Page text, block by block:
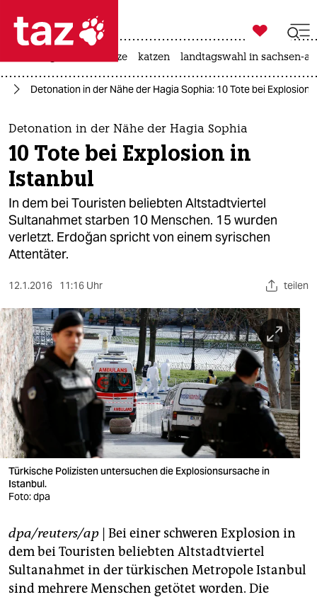
 taz zahl ich
taz zahl ich
themen
politik
öko
gesellschaft
kultur
sport
berlin
nord
wahrheit
verlag
verlag
veranstaltungen
shop
fragen & hilfe
unterstützen
abo

taz zahl ich
hitze katzen landtagswahl in sachsen-
Detonation in der Nähe der Hagia Sophia: 10 Tote bei Explosion
Detonation in der Nähe der Hagia Sophia
10 Tote bei Explosion in
Istanbul
In dem bei Touristen beliebten Altstadtviertel
Sultanahmet starben 10 Menschen. 15 wurden
verletzt. Erdoğan spricht von einem syrischen
Attentäter.
12.1.2016 11:16 Uhr teilen
Türkische Polizisten untersuchen die Explosionsursache in
Istanbul.
Foto: dpa
dpa/reuters/ap | Bei einer schweren Explosion in
dem bei Touristen beliebten Altstadtviertel
Sultanahmet in der türkischen Metropole Istanbul
sind mehrere Menschen getötet worden. Die